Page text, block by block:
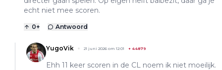
echt niet mee scoren.
0+ Antwoord
YugoVik 21 juni 2026 om 12:01 + 44879
Ehh 11 keer scoren in de CL noem ik niet moeilijk.